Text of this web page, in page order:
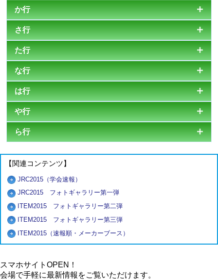
か行
さ行
た行
な行
は行
や行
ら行
【関連コンテンツ】
JRC2015（学会速報）
JRC2015 フォトギャラリー第一弾
ITEM2015 フォトギャラリー第二弾
ITEM2015 フォトギャラリー第三弾
ITEM2015（速報順・メーカーブース）
スマホサイトOPEN！
会場で手軽に最新情報をご覧いただけます。